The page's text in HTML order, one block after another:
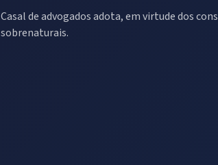
Casal de advogados adota, em virtude dos
sobrenaturais.